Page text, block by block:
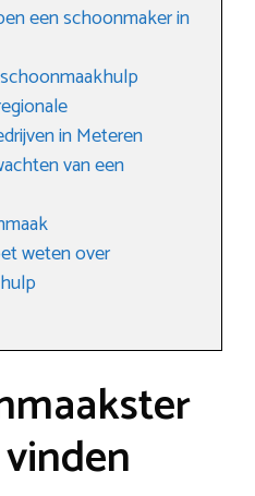
een schoonmaker in
in Meteren
van een
weten over